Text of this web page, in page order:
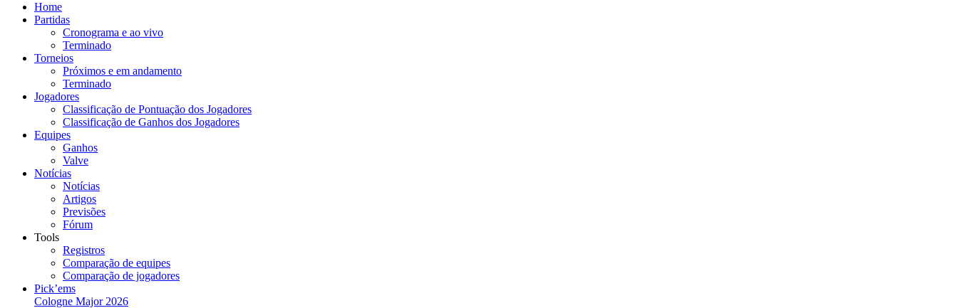
Home
Partidas
Cronograma e ao vivo
Terminado
Torneios
Próximos e em andamento
Terminado
Jogadores
Classificação de Pontuação dos Jogadores
Classificação de Ganhos dos Jogadores
Equipes
Ganhos
Valve
Notícias
Notícias
Artigos
Previsões
Fórum
Tools
Registros
Comparação de equipes
Comparação de jogadores
Pick’ems
Cologne Major 2026